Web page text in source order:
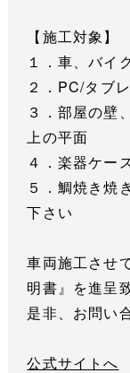
【施工対象】
１．車、バイ
２．PC/タブ
３．部屋の壁
上の平面
４．楽器ケー
５．鯛焼き焼
下さい
車両施工させ
明書』を進呈
是非、お問い
公式サイトへ